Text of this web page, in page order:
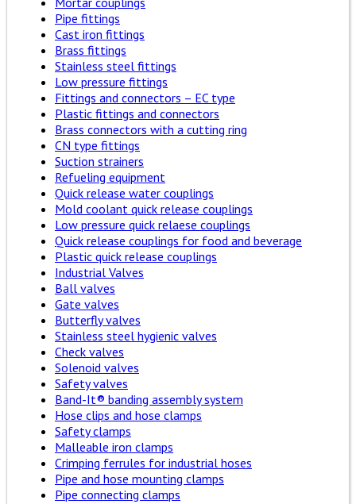
Pipe fittings
Cast iron fittings
Brass fittings
Stainless steel fittings
Low pressure fittings
Fittings and connectors – EC type
Plastic fittings and connectors
Brass connectors with a cutting ring
CN type fittings
Suction strainers
Refueling equipment
Quick release water couplings
Mold coolant quick release couplings
Low pressure quick relaese couplings
Quick release couplings for food and beverage
Plastic quick release couplings
Industrial Valves
Ball valves
Gate valves
Butterfly valves
Stainless steel hygienic valves
Check valves
Solenoid valves
Safety valves
Band-It® banding assembly system
Hose clips and hose clamps
Safety clamps
Malleable iron clamps
Crimping ferrules for industrial hoses
Pipe and hose mounting clamps
Pipe connecting clamps